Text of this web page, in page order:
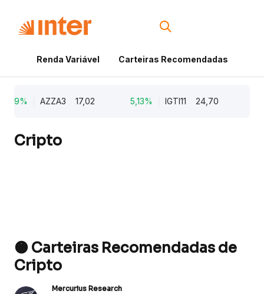
Renda Variável Carteiras Recomendadas
AZZA3 17,02 5,13% IGTI11 24,70
Cripto
🟠 Carteiras Recomendadas de
Cripto
Mercurius Research